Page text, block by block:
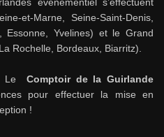
et-Marne, Seine-Saint-Denis,
Essonne, Yvelines) et le Grand
Rochelle, Bordeaux, Biarritz).
Le
Comptoir de la Guirlande
pour effectuer la mise en
!